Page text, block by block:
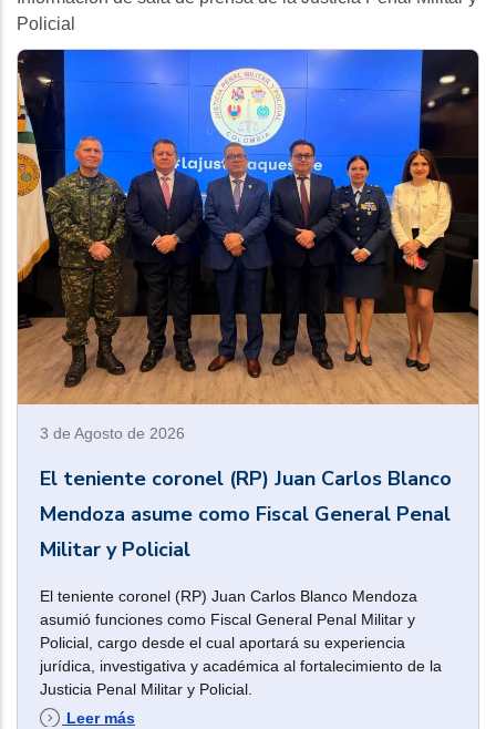
Policial
3 de Agosto de 2026
El teniente coronel (RP) Juan Carlos Blanco
Mendoza asume como Fiscal General Penal
Militar y Policial
El teniente coronel (RP) Juan Carlos Blanco Mendoza
asumió funciones como Fiscal General Penal Militar y
Policial, cargo desde el cual aportará su experiencia
jurídica, investigativa y académica al fortalecimiento de la
Justicia Penal Militar y Policial.
Leer más